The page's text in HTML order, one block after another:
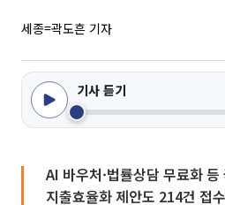
세종=곽도흔 기자
기사 듣기
AI 바우처·법률상담 무료화
지출효율화 제안도 214건 접